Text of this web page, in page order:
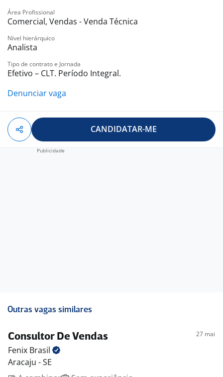
Área Profissional
Comercial, Vendas - Venda Técnica
Nível hierárquico
Analista
Tipo de contrato e Jornada
Efetivo – CLT. Período Integral.
Denunciar vaga
CANDIDATAR-ME
Outras vagas similares
Consultor De Vendas 27 mai
Fenix Brasil
Aracaju - SE